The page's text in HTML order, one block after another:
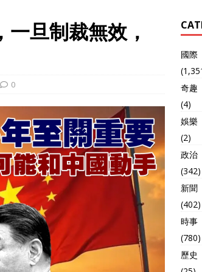
旦制裁無效，
0
國際
奇趣
(4)
娛樂
(2)
政治
(342)
新聞
(402)
時事
(780)
歷史